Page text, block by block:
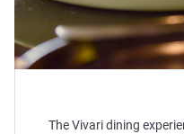
The Vivari dining